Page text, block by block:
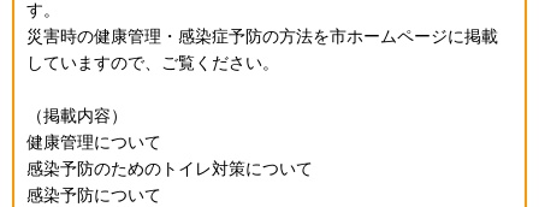
す。
災害時の健康管理・感染症予防の方法を市ホームページに掲載
していますので、ご覧ください。
（掲載内容）
健康管理について
感染予防のためのトイレ対策について
感染予防について